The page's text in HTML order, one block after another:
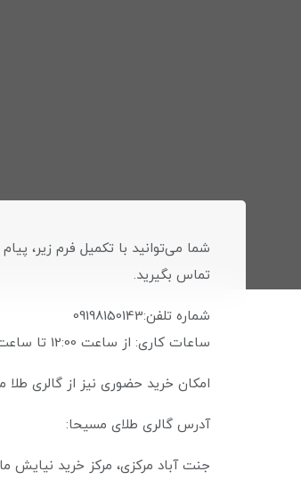
شما می‌توانید با تکمیل فرم زیر،
تماس بگیرید.
شماره تلفن:09198150143
ساعات کاری: از ساعت 12:00 تا ساعت 22:00
امکان خرید حضوری نیز از گالری
آدرس گالری طلای مسیحا:
جنت آباد مرکزی، مرکز خرید نیایش